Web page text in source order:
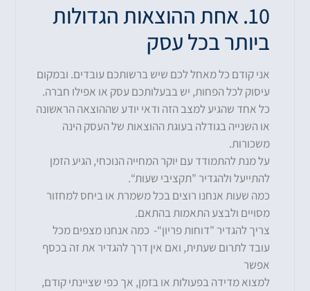
10. אחת ההוצאות הגדולות
ביותר בכל עסק
אני קודם כל מאחל לכם שיש ברשותכם עובדים.ובמקום
עיסוק לכל הפחות,יש בבעלותכם עסק או אפילו חברה.
כל אחד שהגיע למצב הזה ודאי יודע שההוצאה הראשונה
או השנייה בגודלה בעוגת ההוצאות של העסק הינה
משכורות.
על מנת להתמודד עם יוקר המחייה הנוכחי,הגיע הזמן
להתייעל ולהגדיר "תקציבי שעות“.
כמה שעות אנחנו רוצים בכל משמרת או ביחס למחזור
מסויים ולבצע התאמות בהתאם.
צריך להגדיר "דוחות פריון“-כמה אנחנו מצפים מכל
עובד לתרום שעתית,ואם אין דרך להגדיר את זה בכסף
אפשר
למצוא מדידה בפעולות או בזמן,אך כפי שציינתי קודם,